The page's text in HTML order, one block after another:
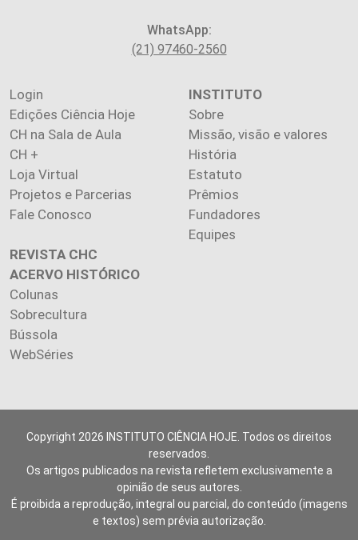
WhatsApp:
(21) 97460-2560
Login
Edições Ciência Hoje
CH na Sala de Aula
CH +
Loja Virtual
Projetos e Parcerias
Fale Conosco
INSTITUTO
Sobre
Missão, visão e valores
História
Estatuto
Prêmios
Fundadores
Equipes
REVISTA CHC
ACERVO HISTÓRICO
Colunas
Sobrecultura
Bússola
WebSéries
Copyright 2026 INSTITUTO CIÊNCIA HOJE. Todos os direitos
reservados.
Os artigos publicados na revista refletem exclusivamente a
opinião de seus autores.
É proibida a reprodução, integral ou parcial, do conteúdo (imagens
e textos) sem prévia autorização.